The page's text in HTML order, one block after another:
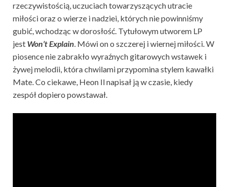
rzeczywistością, uczuciach towarzyszących utracie
miłości oraz o wierze i nadziei, których nie powinniśmy
gubić, wchodząc w dorosłość. Tytułowym utworem LP
jest Won’t Explain. Mówi on o szczerej i wiernej miłości. W
piosence nie zabrakło wyraźnych gitarowych wstawek i
żywej melodii, która chwilami przypomina stylem kawałki
Mate. Co ciekawe, Heon Il napisał ją w czasie, kiedy
zespół dopiero powstawał.